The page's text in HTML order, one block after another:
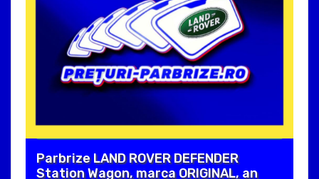
Parbrize LAND ROVER DEFENDER
Station Wagon, marca ORIGINAL, an